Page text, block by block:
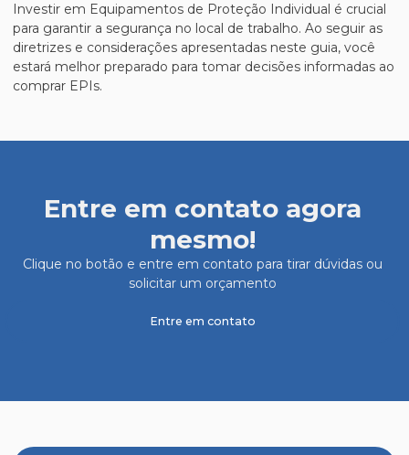
Investir em Equipamentos de Proteção Individual é crucial
para garantir a segurança no local de trabalho. Ao seguir as
diretrizes e considerações apresentadas neste guia, você
estará melhor preparado para tomar decisões informadas ao
comprar EPIs.
Entre em contato agora
mesmo!
Clique no botão e entre em contato para tirar dúvidas ou
solicitar um orçamento
Entre em contato